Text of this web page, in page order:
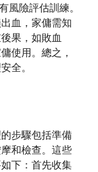
風險評估訓練。
血，家傭需知
果，如敗血
使用。總之，
全。
步驟包括準備
和檢查。這些
下：首先收集